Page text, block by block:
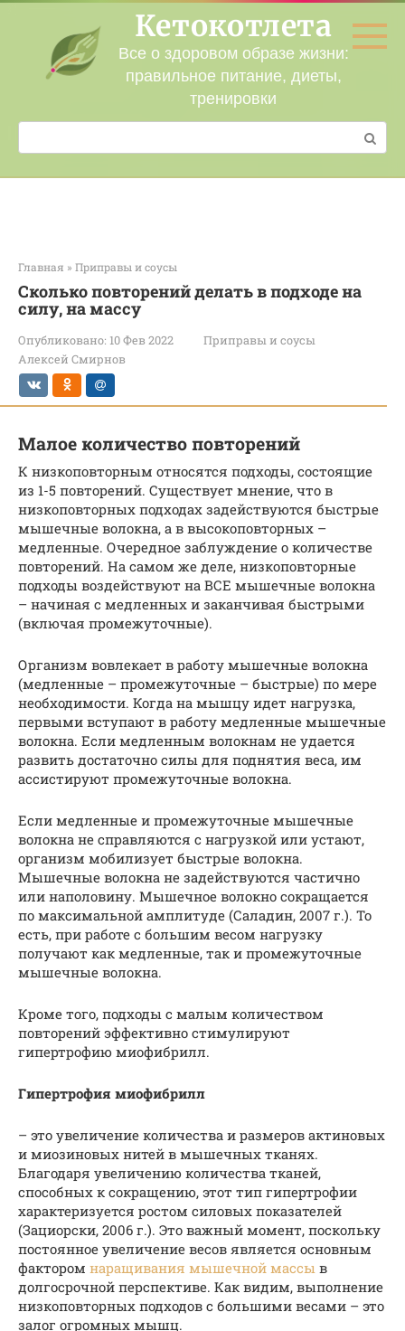
Перейти
контенту
Кетокотлета
Все о здоровом образе жизни:
правильное питание, диеты,
тренировки
Поиск:
Главная » Приправы и соусы
Сколько повторений делать в подходе на
силу, на массу
Опубликовано: 10 Фев 2022
Приправы и соусы
Алексей Смирнов
Малое количество повторений
К низкоповторным относятся подходы, состоящие
из 1-5 повторений. Существует мнение, что в
низкоповторных подходах задействуются быстрые
мышечные волокна, а в высокоповторных –
медленные. Очередное заблуждение о количестве
повторений. На самом же деле, низкоповторные
подходы воздействуют на ВСЕ мышечные волокна
– начиная с медленных и заканчивая быстрыми
(включая промежуточные).
Организм вовлекает в работу мышечные волокна
(медленные – промежуточные – быстрые) по мере
необходимости. Когда на мышцу идет нагрузка,
первыми вступают в работу медленные мышечные
волокна. Если медленным волокнам не удается
развить достаточно силы для поднятия веса, им
ассистируют промежуточные волокна.
Если медленные и промежуточные мышечные
волокна не справляются с нагрузкой или устают,
организм мобилизует быстрые волокна.
Мышечные волокна не задействуются частично
или наполовину. Мышечное волокно сокращается
по максимальной амплитуде (Саладин, 2007 г.). То
есть, при работе с большим весом нагрузку
получают как медленные, так и промежуточные
мышечные волокна.
Кроме того, подходы с малым количеством
повторений эффективно стимулируют
гипертрофию миофибрилл.
Гипертрофия миофибрилл
– это увеличение количества и размеров актиновых
и миозиновых нитей в мышечных тканях.
Благодаря увеличению количества тканей,
способных к сокращению, этот тип гипертрофии
характеризуется ростом силовых показателей
(Зациорски, 2006 г.). Это важный момент, поскольку
постоянное увеличение весов является основным
фактором наращивания мышечной массы в
долгосрочной перспективе. Как видим, выполнение
низкоповторных подходов с большими весами – это
залог огромных мышц.